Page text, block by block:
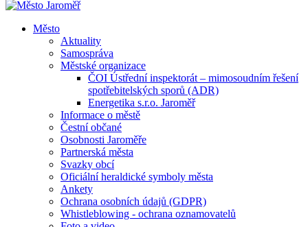
Město
Aktuality
Samospráva
Městské organizace
ČOI Ústřední inspektorát – mimosoudním řešení
spotřebitelských sporů (ADR)
Energetika s.r.o. Jaroměř
Informace o městě
Čestní občané
Osobnosti Jaroměře
Partnerská města
Svazky obcí
Oficiální heraldické symboly města
Ankety
Ochrana osobních údajů (GDPR)
Whistleblowing - ochrana oznamovatelů